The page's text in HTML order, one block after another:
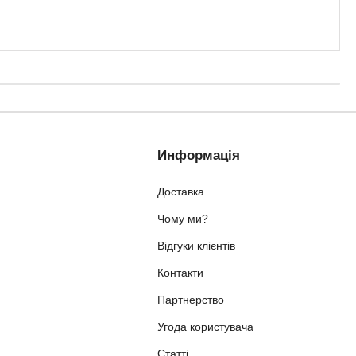
Информація
Доставка
Чому ми?
Відгуки клієнтів
Контакти
Партнерство
Угода користувача